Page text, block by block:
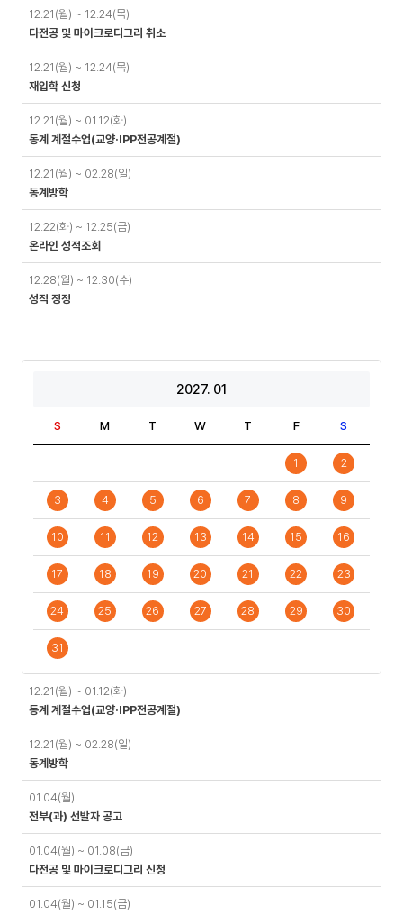
12.21(월) ~ 12.24(목)
다전공 및 마이크로디그리 취소
12.21(월) ~ 12.24(목)
재입학 신청
12.21(월) ~ 01.12(화)
동계 계절수업(교양·IPP전공계절)
12.21(월) ~ 02.28(일)
동계방학
12.22(화) ~ 12.25(금)
온라인 성적조회
12.28(월) ~ 12.30(수)
성적 정정
2027. 01
S M T W T F S
1 2
3 4 5 6 7 8 9
10 11 12 13 14 15 16
17 18 19 20 21 22 23
24 25 26 27 28 29 30
31
정
12.21(월) ~ 01.12(화)
동계 계절수업(교양·IPP전공계절)
12.21(월) ~ 02.28(일)
동계방학
01.04(월)
전부(과) 선발자 공고
01.04(월) ~ 01.08(금)
다전공 및 마이크로디그리 신청
01.04(월) ~ 01.15(금)